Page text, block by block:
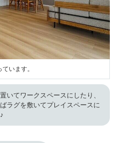
います。
いてワークスペースにしたり、
ラグを敷いてプレイスペースに